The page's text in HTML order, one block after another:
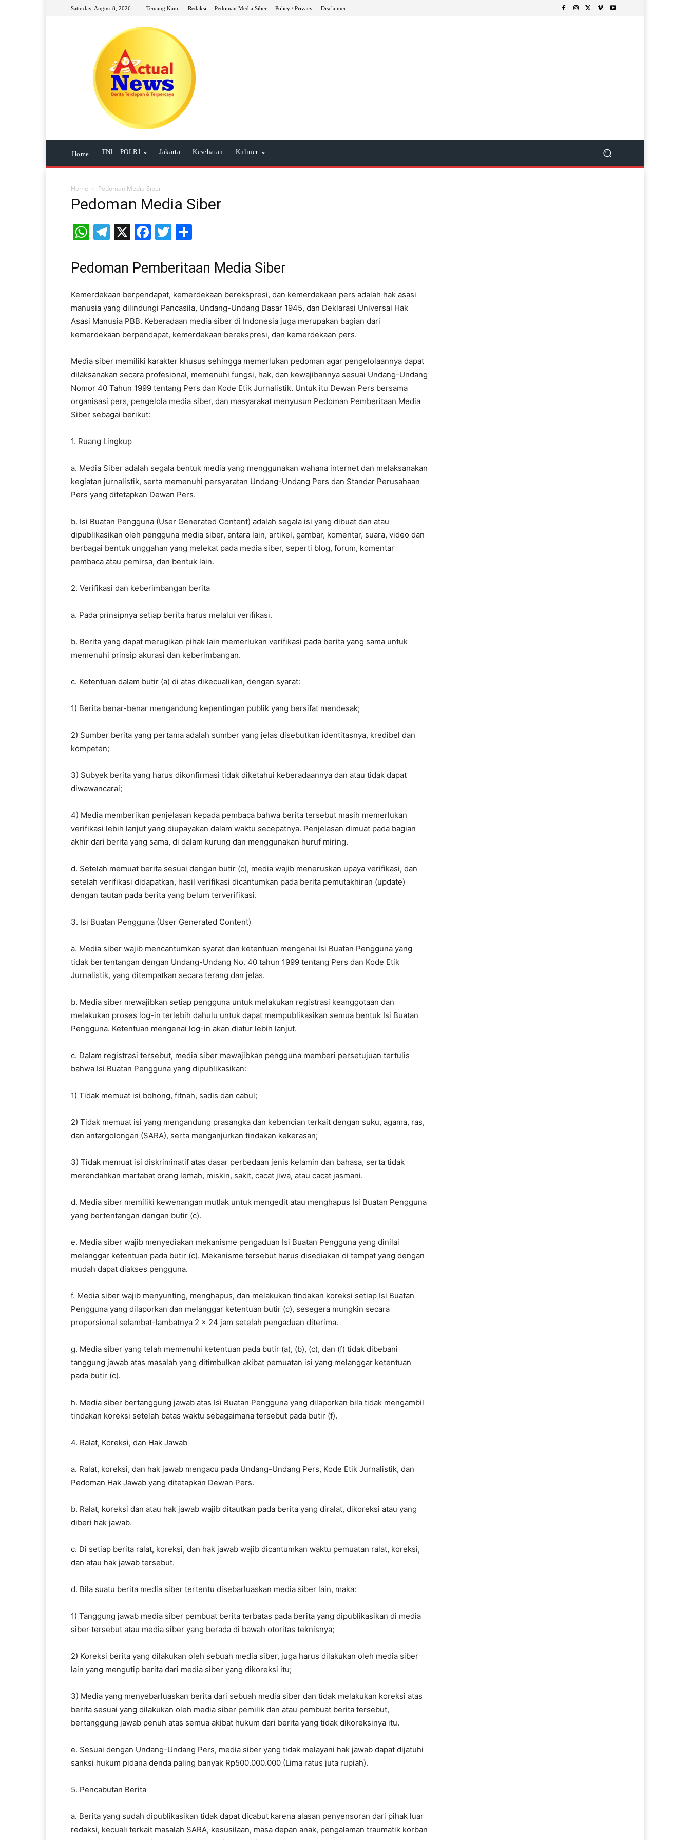
Saturday, August 8, 2026 Tentang Kami Redaksi Pedoman Media Siber Policy / Privacy Disclaimer
Home TNI – POLRI Jakarta Kesehatan Kuliner
Home Pedoman Media Siber
Pedoman Media Siber
WhatsApp
Telegram
X Facebook
Twitter
Pedoman Pemberitaan Media Siber
Kemerdekaan berpendapat, kemerdekaan berekspresi, dan kemerdekaan pers adalah hak asasi
manusia yang dilindungi Pancasila, Undang-Undang Dasar 1945, dan Deklarasi Universal Hak
Asasi Manusia PBB. Keberadaan media siber di Indonesia juga merupakan bagian dari
kemerdekaan berpendapat, kemerdekaan berekspresi, dan kemerdekaan pers.
Media siber memiliki karakter khusus sehingga memerlukan pedoman agar pengelolaannya dapat
dilaksanakan secara profesional, memenuhi fungsi, hak, dan kewajibannya sesuai Undang-Undang
Nomor 40 Tahun 1999 tentang Pers dan Kode Etik Jurnalistik. Untuk itu Dewan Pers bersama
organisasi pers, pengelola media siber, dan masyarakat menyusun Pedoman Pemberitaan Media
Siber sebagai berikut:
1. Ruang Lingkup
a. Media Siber adalah segala bentuk media yang menggunakan wahana internet dan melaksanakan
kegiatan jurnalistik, serta memenuhi persyaratan Undang-Undang Pers dan Standar Perusahaan
Pers yang ditetapkan Dewan Pers.
b. Isi Buatan Pengguna (User Generated Content) adalah segala isi yang dibuat dan atau
dipublikasikan oleh pengguna media siber, antara lain, artikel, gambar, komentar, suara, video dan
berbagai bentuk unggahan yang melekat pada media siber, seperti blog, forum, komentar
pembaca atau pemirsa, dan bentuk lain.
2. Verifikasi dan keberimbangan berita
a. Pada prinsipnya setiap berita harus melalui verifikasi.
b. Berita yang dapat merugikan pihak lain memerlukan verifikasi pada berita yang sama untuk
memenuhi prinsip akurasi dan keberimbangan.
c. Ketentuan dalam butir (a) di atas dikecualikan, dengan syarat:
1) Berita benar-benar mengandung kepentingan publik yang bersifat mendesak;
2) Sumber berita yang pertama adalah sumber yang jelas disebutkan identitasnya, kredibel dan
kompeten;
3) Subyek berita yang harus dikonfirmasi tidak diketahui keberadaannya dan atau tidak dapat
diwawancarai;
4) Media memberikan penjelasan kepada pembaca bahwa berita tersebut masih memerlukan
verifikasi lebih lanjut yang diupayakan dalam waktu secepatnya. Penjelasan dimuat pada bagian
akhir dari berita yang sama, di dalam kurung dan menggunakan huruf miring.
d. Setelah memuat berita sesuai dengan butir (c), media wajib meneruskan upaya verifikasi, dan
setelah verifikasi didapatkan, hasil verifikasi dicantumkan pada berita pemutakhiran (update)
dengan tautan pada berita yang belum terverifikasi.
3. Isi Buatan Pengguna (User Generated Content)
a. Media siber wajib mencantumkan syarat dan ketentuan mengenai Isi Buatan Pengguna yang
tidak bertentangan dengan Undang-Undang No. 40 tahun 1999 tentang Pers dan Kode Etik
Jurnalistik, yang ditempatkan secara terang dan jelas.
b. Media siber mewajibkan setiap pengguna untuk melakukan registrasi keanggotaan dan
melakukan proses log-in terlebih dahulu untuk dapat mempublikasikan semua bentuk Isi Buatan
Pengguna. Ketentuan mengenai log-in akan diatur lebih lanjut.
c. Dalam registrasi tersebut, media siber mewajibkan pengguna memberi persetujuan tertulis
bahwa Isi Buatan Pengguna yang dipublikasikan:
1) Tidak memuat isi bohong, fitnah, sadis dan cabul;
2) Tidak memuat isi yang mengandung prasangka dan kebencian terkait dengan suku, agama, ras,
dan antargolongan (SARA), serta menganjurkan tindakan kekerasan;
3) Tidak memuat isi diskriminatif atas dasar perbedaan jenis kelamin dan bahasa, serta tidak
merendahkan martabat orang lemah, miskin, sakit, cacat jiwa, atau cacat jasmani.
d. Media siber memiliki kewenangan mutlak untuk mengedit atau menghapus Isi Buatan Pengguna
yang bertentangan dengan butir (c).
e. Media siber wajib menyediakan mekanisme pengaduan Isi Buatan Pengguna yang dinilai
melanggar ketentuan pada butir (c). Mekanisme tersebut harus disediakan di tempat yang dengan
mudah dapat diakses pengguna.
f. Media siber wajib menyunting, menghapus, dan melakukan tindakan koreksi setiap Isi Buatan
Pengguna yang dilaporkan dan melanggar ketentuan butir (c), sesegera mungkin secara
proporsional selambat-lambatnya 2 x 24 jam setelah pengaduan diterima.
g. Media siber yang telah memenuhi ketentuan pada butir (a), (b), (c), dan (f) tidak dibebani
tanggung jawab atas masalah yang ditimbulkan akibat pemuatan isi yang melanggar ketentuan
pada butir (c).
h. Media siber bertanggung jawab atas Isi Buatan Pengguna yang dilaporkan bila tidak mengambil
tindakan koreksi setelah batas waktu sebagaimana tersebut pada butir (f).
4. Ralat, Koreksi, dan Hak Jawab
a. Ralat, koreksi, dan hak jawab mengacu pada Undang-Undang Pers, Kode Etik Jurnalistik, dan
Pedoman Hak Jawab yang ditetapkan Dewan Pers.
b. Ralat, koreksi dan atau hak jawab wajib ditautkan pada berita yang diralat, dikoreksi atau yang
diberi hak jawab.
c. Di setiap berita ralat, koreksi, dan hak jawab wajib dicantumkan waktu pemuatan ralat, koreksi,
dan atau hak jawab tersebut.
d. Bila suatu berita media siber tertentu disebarluaskan media siber lain, maka:
1) Tanggung jawab media siber pembuat berita terbatas pada berita yang dipublikasikan di media
siber tersebut atau media siber yang berada di bawah otoritas teknisnya;
2) Koreksi berita yang dilakukan oleh sebuah media siber, juga harus dilakukan oleh media siber
lain yang mengutip berita dari media siber yang dikoreksi itu;
3) Media yang menyebarluaskan berita dari sebuah media siber dan tidak melakukan koreksi atas
berita sesuai yang dilakukan oleh media siber pemilik dan atau pembuat berita tersebut,
bertanggung jawab penuh atas semua akibat hukum dari berita yang tidak dikoreksinya itu.
e. Sesuai dengan Undang-Undang Pers, media siber yang tidak melayani hak jawab dapat dijatuhi
sanksi hukum pidana denda paling banyak Rp500.000.000 (Lima ratus juta rupiah).
5. Pencabutan Berita
a. Berita yang sudah dipublikasikan tidak dapat dicabut karena alasan penyensoran dari pihak luar
redaksi, kecuali terkait masalah SARA, kesusilaan, masa depan anak, pengalaman traumatik korban